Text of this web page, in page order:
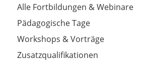
Alle Fortbildungen & Webinare
Pädagogische Tage
Workshops & Vorträge
Zusatzqualifikationen